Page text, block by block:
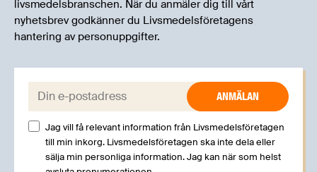
livsmedelsbranschen. När du anmäler dig till vårt
nyhetsbrev godkänner du Livsmedelsföretagens
hantering av personuppgifter.
E-post:
Jag vill få relevant information från Livsmedelsföretagen
till min inkorg. Livsmedelsföretagen ska inte dela eller
sälja min personliga information. Jag kan när som helst